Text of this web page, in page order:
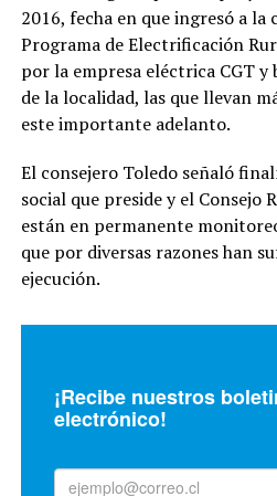
2016, fecha en que ingresó a
Programa de Electrificación
por la empresa eléctrica CGT y
de la localidad, las que llevan
este importante adelanto.
El consejero Toledo señaló
social que preside y el Consejo
están en permanente
que por diversas razones han
ejecución.